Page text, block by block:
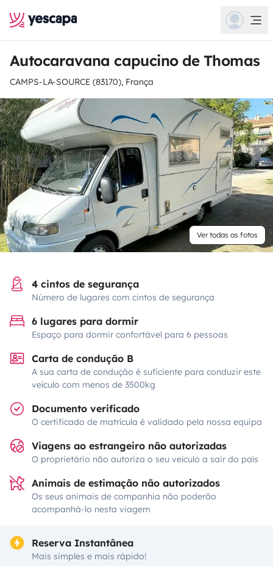
Autocaravana capucino de Thomas
CAMPS-LA-SOURCE (83170), França
Ver todas as fotos
4 cintos de segurança
Número de lugares com cintos de segurança
6 lugares para dormir
Espaço para dormir confortável para 6 pessoas
Carta de condução B
A sua carta de condução é suficiente para conduzir este
veículo com menos de 3500kg
Documento verificado
O certificado de matrícula é validado pela nossa equipa
Viagens ao estrangeiro não autorizadas
O proprietário não autoriza o seu veículo a sair do país
Animais de estimação não autorizados
Os seus animais de companhia não poderão
acompanhá-lo nesta viagem
Reserva Instantânea
Mais simples e mais rápido!